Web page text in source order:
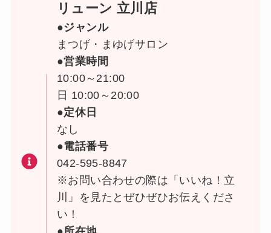
リューン 立川店
●ジャンル
まつげ・まゆげサロン
●営業時間
10:00～21:00
日 10:00～20:00
●定休日
なし
●電話番号
042-595-8847
※お問い合わせの際は「いいね！立
川」を見たとぜひぜひお伝えくださ
い！